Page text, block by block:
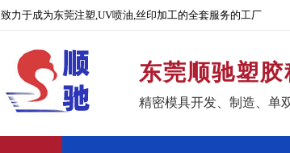
致力于成为东莞注塑,UV喷油,丝印加工的全套服务的工厂
东莞顺驰塑胶
精密模具开发、制造、单